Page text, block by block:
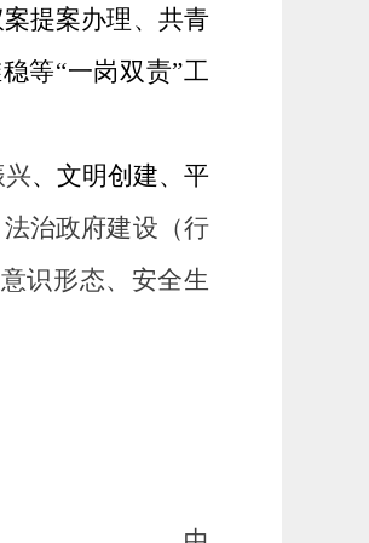
提案办理、共青
等“一岗双责”工
、文明创建、平
法治政府建设（行
识形态、安全生